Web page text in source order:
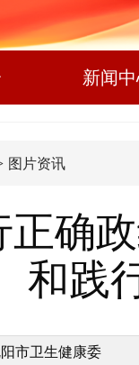
新闻
图片资讯
确
和践
市卫生健康委